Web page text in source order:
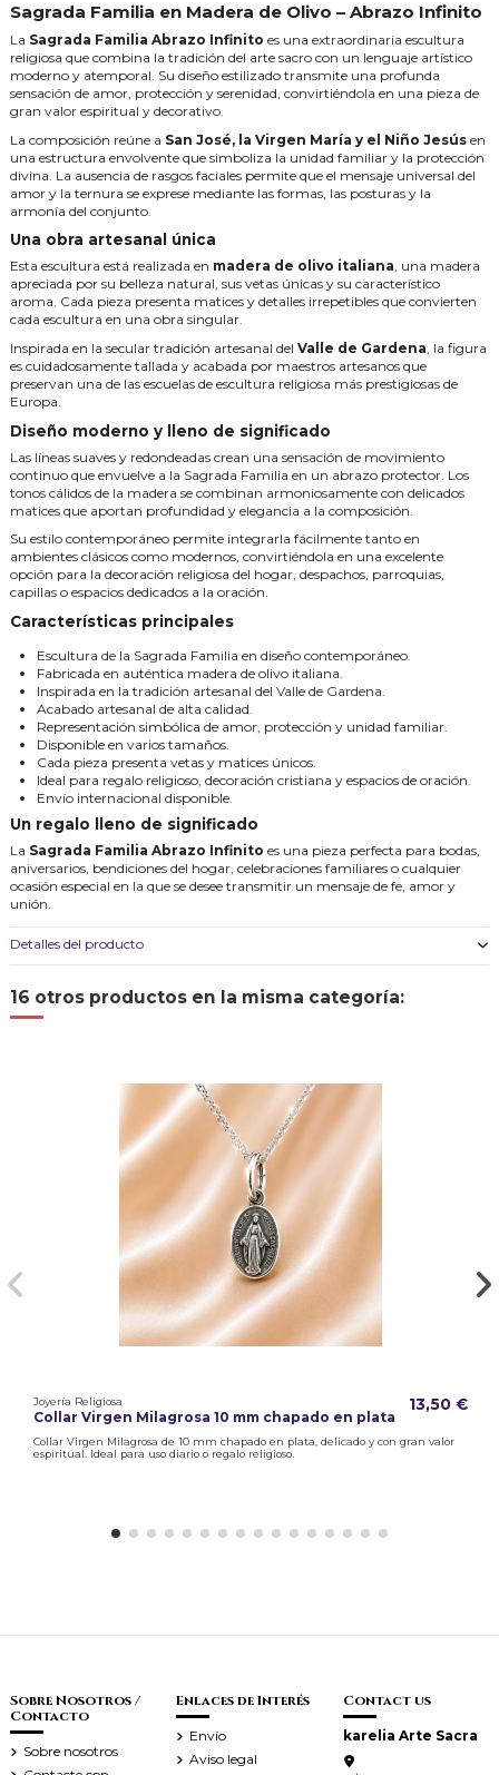
Sagrada Familia en Madera de Olivo – Abrazo Infinito
La Sagrada Familia Abrazo Infinito es una extraordinaria escultura
religiosa que combina la tradición del arte sacro con un lenguaje artístico
moderno y atemporal. Su diseño estilizado transmite una profunda
sensación de amor, protección y serenidad, convirtiéndola en una pieza de
gran valor espiritual y decorativo.
La composición reúne a San José, la Virgen María y el Niño Jesús en
una estructura envolvente que simboliza la unidad familiar y la protección
divina. La ausencia de rasgos faciales permite que el mensaje universal del
amor y la ternura se exprese mediante las formas, las posturas y la
armonía del conjunto.
Una obra artesanal única
Esta escultura está realizada en madera de olivo italiana, una madera
apreciada por su belleza natural, sus vetas únicas y su característico
aroma. Cada pieza presenta matices y detalles irrepetibles que convierten
cada escultura en una obra singular.
Inspirada en la secular tradición artesanal del Valle de Gardena , la figura
es cuidadosamente tallada y acabada por maestros artesanos que
preservan una de las escuelas de escultura religiosa más prestigiosas de
Europa.
Diseño moderno y lleno de significado
Las líneas suaves y redondeadas crean una sensación de movimiento
continuo que envuelve a la Sagrada Familia en un abrazo protector. Los
tonos cálidos de la madera se combinan armoniosamente con delicados
matices que aportan profundidad y elegancia a la composición.
Su estilo contemporáneo permite integrarla fácilmente tanto en
ambientes clásicos como modernos, convirtiéndola en una excelente
opción para la decoración religiosa del hogar, despachos, parroquias,
capillas o espacios dedicados a la oración.
Características principales
Escultura de la Sagrada Familia en diseño contemporáneo.
Fabricada en auténtica madera de olivo italiana.
Inspirada en la tradición artesanal del Valle de Gardena.
Acabado artesanal de alta calidad.
Representación simbólica de amor, protección y unidad familiar.
Disponible en varios tamaños.
Cada pieza presenta vetas y matices únicos.
Ideal para regalo religioso, decoración cristiana y espacios de oración.
Envío internacional disponible.
Un regalo lleno de significado
La Sagrada Familia Abrazo Infinito es una pieza perfecta para bodas,
aniversarios, bendiciones del hogar, celebraciones familiares o cualquier
ocasión especial en la que se desee transmitir un mensaje de fe, amor y
unión.
Detalles del producto
16 otros productos en la misma categoría:
Joyería Religiosa
Collar Virgen Milagrosa 10 mm chapado en plata
13,50 €
Collar Virgen Milagrosa de 10 mm chapado en plata, delicado y con gran valor
espiritual. Ideal para uso diario o regalo religioso.
Sobre Nosotros /
Contacto
Sobre nosotros
Enlaces de Interés
Envío
Aviso legal
Contact us
karelia Arte Sacra